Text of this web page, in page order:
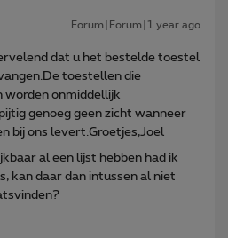
Forum|Forum|1 year ago
dat u het bestelde toestel
toestellen die
worden onmiddellijk
genoeg geen zicht wanneer
bij ons levert.Groetjes,Joel
al een lijst hebben had ik
kan daar dan intussen al niet